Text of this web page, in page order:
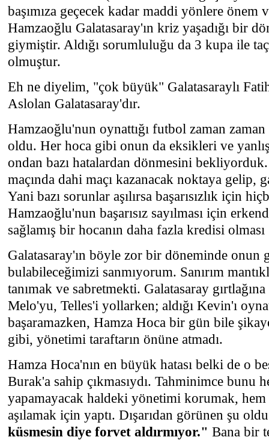
başımıza geçecek kadar maddi yönlere önem
Hamzaoğlu Galatasaray'ın kriz yaşadığı bir
giymiştir. Aldığı sorumluluğu da 3 kupa ile
olmuştur.
Eh ne diyelim, "çok büyük" Galatasaraylı
Aslolan Galatasaray'dır.
Hamzaoğlu'nun oynattığı futbol zaman
oldu. Her hoca gibi onun da eksikleri ve
ondan bazı hatalardan dönmesini
maçında dahi maçı kazanacak noktaya gelip,
Yani bazı sorunlar aşılırsa başarısızlık için
Hamzaoğlu'nun başarısız sayılması için
sağlamış bir hocanın daha fazla kredisi
Galatasaray'ın böyle zor bir döneminde onun
bulabileceğimizi sanmıyorum. Sanırım
tanımak ve sabretmekti. Galatasaray
Melo'yu, Telles'i yollarken; aldığı Kevin'ı
başaramazken, Hamza Hoca bir gün bile
gibi, yönetimi taraftarın önüne atmadı.
Hamza Hoca'nın en büyük hatası belki de o
Burak'a sahip çıkmasıydı. Tahminimce bunu
yapamayacak haldeki yönetimi korumak,
aşılamak için yaptı. Dışarıdan görünen şu
küsmesin diye forvet aldırmıyor." Bana bir